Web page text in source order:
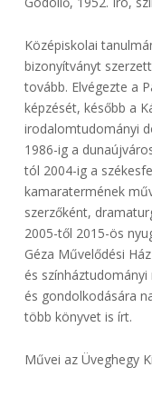
Középiskolai
bizonyítványt
tovább. Elvégezte a
képzését, később a
irodalomtudományi
1986-ig a
tól 2004-ig a
kamaratermének
szerzőként,
2005-től 2015-ös
Géza Művelődési
és
és gondolkodására
több könyvet is írt.
Művei az Üveghegy